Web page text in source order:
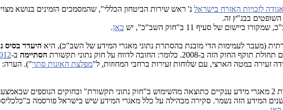
לזכויות האזרח בישראל נ' ראש שירות הביטחון הכללי", שהמסמכים הזמינים בנושא
בבג"ץ זה.
של סעיף 11 ב"חוק השב"כ", יש
כאן.
(מעבר לעמימות הדי מובנת בהסתרת נתוני מאגרי המידע של השב"כ), היא היעדר בסיס
הסתיימה ב-
זעירה במטה הארצי, עם שלוחות זעירות ברחבי המחוזות, ל"מפלצת האזנות סתר"). הערה:
במציאות, ככל הנראה והידוע לנו, יש כיום לפחות 2 מאגרי מידע ענקיים כתוצאה מהשימוש ב"חוק נתוני
המידע הזה נשמר. סקירה מבהילה על כלל מאגרי המידע שיש בישראל פורסמה